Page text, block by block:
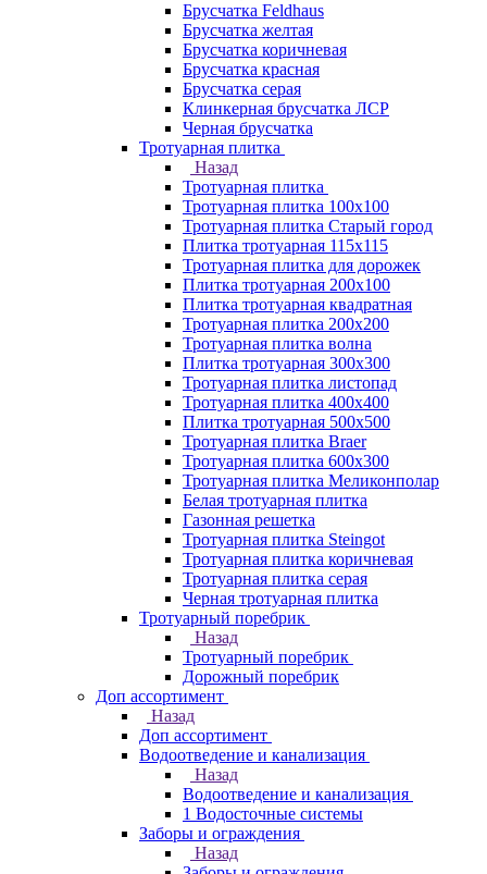
Брусчатка Feldhaus
Брусчатка желтая
Брусчатка коричневая
Брусчатка красная
Брусчатка серая
Клинкерная брусчатка ЛСР
Черная брусчатка
Тротуарная плитка
Назад
Тротуарная плитка
Тротуарная плитка 100x100
Тротуарная плитка Старый город
Плитка тротуарная 115x115
Тротуарная плитка для дорожек
Плитка тротуарная 200х100
Плитка тротуарная квадратная
Тротуарная плитка 200х200
Тротуарная плитка волна
Плитка тротуарная 300х300
Тротуарная плитка листопад
Тротуарная плитка 400х400
Плитка тротуарная 500x500
Тротуарная плитка Braer
Тротуарная плитка 600х300
Тротуарная плитка Меликонполар
Белая тротуарная плитка
Газонная решетка
Тротуарная плитка Steingot
Тротуарная плитка коричневая
Тротуарная плитка серая
Черная тротуарная плитка
Тротуарный поребрик
Назад
Тротуарный поребрик
Дорожный поребрик
Доп ассортимент
Назад
Доп ассортимент
Водоотведение и канализация
Назад
Водоотведение и канализация
1 Водосточные системы
Заборы и ограждения
Назад